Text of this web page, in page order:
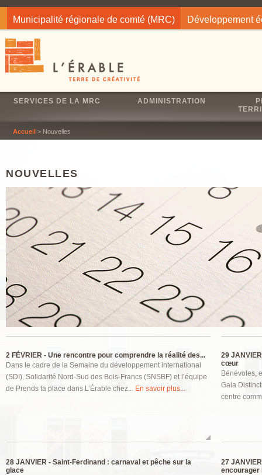
Municipalité régionale de comté (MRC) Développement
SERVICES DE LA MRC ADMINISTRATION
Accueil > Nouvelles
NOUVELLES
2 FÉVRIER - Une rencontre pour comprendre la réalité des...
Dans le cadre de la Semaine du développement international
(SDI), Solidarité Nord-Sud des Bois-Francs (SNSBF) et l’équipe
de Prends ta place dans L’Érable chez... En savoir plus...
29
cœur
Bénévoles,
Gala
centre
28 JANVIER - Saint-Ferdinand : carnaval et pêche sur la
glace
27
encourager
Pages